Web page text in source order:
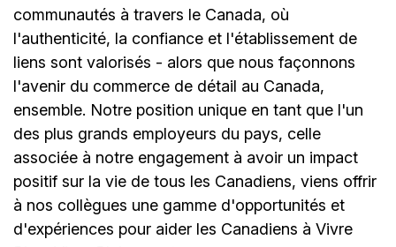
communautés à travers le Canada, où
l'authenticité, la confiance et l'établissement de
liens sont valorisés - alors que nous façonnons
l'avenir du commerce de détail au Canada,
ensemble. Notre position unique en tant que l'un
des plus grands employeurs du pays, celle
associée à notre engagement à avoir un impact
positif sur la vie de tous les Canadiens, viens offrir
à nos collègues une gamme d'opportunités et
d'expériences pour aider les Canadiens à Vivre